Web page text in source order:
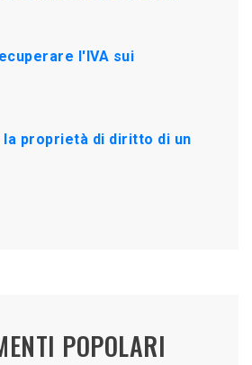
l'IVA sui
proprietà di diritto di un
POPOLARI